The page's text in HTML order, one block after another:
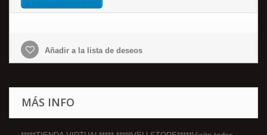
Añadir a la lista de deseos
MÁS INFO